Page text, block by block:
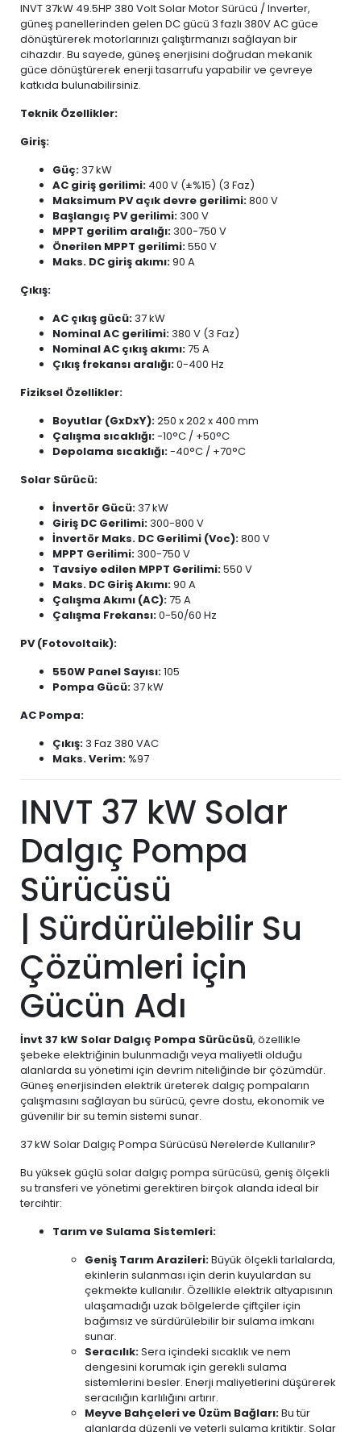
INVT 37kW 49.5HP 380 Volt Solar Motor Sürücü / Inverter,
güneş panellerinden gelen DC gücü 3 fazlı 380V AC güce
dönüştürerek motorlarınızı çalıştırmanızı sağlayan bir
cihazdır. Bu sayede, güneş enerjisini doğrudan mekanik
güce dönüştürerek enerji tasarrufu yapabilir ve çevreye
katkıda bulunabilirsiniz.
Teknik Özellikler:
Giriş:
Güç:37 kW
AC giriş gerilimi: 400 V (±%15) (3 Faz)
Maksimum PV açık devre gerilimi:800 V
Başlangıç PV gerilimi:300 V
MPPT gerilim aralığı:300-750 V
Önerilen MPPT gerilimi:550 V
Maks. DC giriş akımı:90 A
Çıkış:
AC çıkış gücü:37 kW
Nominal AC gerilimi:380 V (3 Faz)
Nominal AC çıkış akımı:75 A
Çıkış frekansı aralığı:0-400 Hz
Fiziksel Özellikler:
Boyutlar (GxDxY):250 x 202 x 400 mm
Çalışma sıcaklığı:-10°C / +50°C
Depolama sıcaklığı:-40°C / +70°C
Solar Sürücü:
İnvertör Gücü:37 kW
Giriş DC Gerilimi:300-800 V
İnvertör Maks. DC Gerilimi (Voc):800 V
MPPT Gerilimi:300-750 V
Tavsiye edilen MPPT Gerilimi:550 V
Maks. DC Giriş Akımı:90 A
Çalışma Akımı (AC):75 A
Çalışma Frekansı:0-50/60 Hz
PV (Fotovoltaik):
550W Panel Sayısı:105
Pompa Gücü:37 kW
AC Pompa:
Çıkış:3 Faz 380 VAC
Maks. Verim: %97
INVT 37 kW Solar
Dalgıç Pompa
Sürücüsü
| Sürdürülebilir Su
Çözümleri için
Gücün Adı
İnvt 37 kW Solar Dalgıç Pompa Sürücüsü, özellikle
şebeke elektriğinin bulunmadığı veya maliyetli olduğu
alanlarda su yönetimi için devrim niteliğinde bir çözümdür.
Güneş enerjisinden elektrik üreterek dalgıç pompaların
çalışmasını sağlayan bu sürücü, çevre dostu, ekonomik ve
güvenilir bir su temin sistemi sunar.
37 kW Solar Dalgıç Pompa Sürücüsü Nerelerde Kullanılır?
Bu yüksek güçlü solar dalgıç pompa sürücüsü, geniş ölçekli
su transferi ve yönetimi gerektiren birçok alanda ideal bir
tercihtir:
Tarım ve Sulama Sistemleri:
Geniş Tarım Arazileri:Büyük ölçekli tarlalarda,
ekinlerin sulanması için derin kuyulardan su
çekmekte kullanılır. Özellikle elektrik altyapısının
ulaşamadığı uzak bölgelerde çiftçiler için
bağımsız ve sürdürülebilir bir sulama imkanı
sunar.
Seracılık:Sera içindeki sıcaklık ve nem
dengesini korumak için gerekli sulama
sistemlerini besler. Enerji maliyetlerini düşürerek
seracılığın karlılığını artırır.
Meyve Bahçeleri ve Üzüm Bağları:Bu tür
alanlarda düzenli ve yeterli sulama kritiktir. Solar